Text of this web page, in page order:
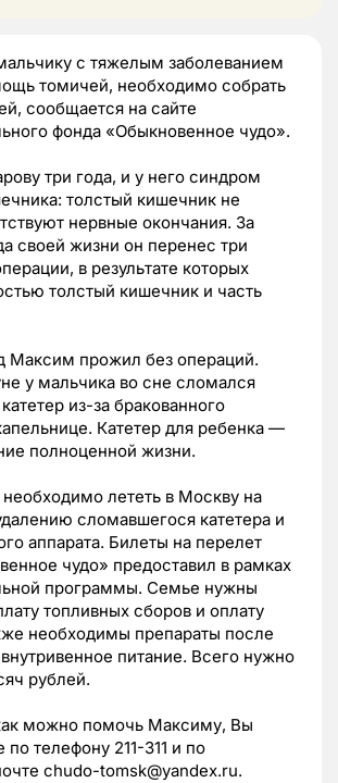
с тяжелым заболеванием
томичей, необходимо собрать
сообщается на сайте
фонда «Обыкновенное чудо».
три года, и у него синдром
толстый кишечник не
нервные окончания. За
своей жизни он перенес три
в результате которых
толстый кишечник и часть
Максим прожил без операций.
у мальчика во сне сломался
из-за бракованного
Катетер для ребенка —
полноценной жизни.
лететь в Москву на
сломавшегося катетера и
аппарата. Билеты на перелет
чудо» предоставил в рамках
программы. Семье нужны
топливных сборов и оплату
необходимы препараты после
питание. Всего нужно
рублей.
можно помочь Максиму, Вы
телефону 211-311 и по
chudo-tomsk@yandex.ru.